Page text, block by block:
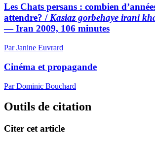
Les Chats persans : combien
attendre? /Kasiaz gorbehaye irani
— Iran 2009, 106 minutes
Par Janine Euvrard
Cinéma et propagande
Par Dominic Bouchard
Outils de citation
Citer cet article